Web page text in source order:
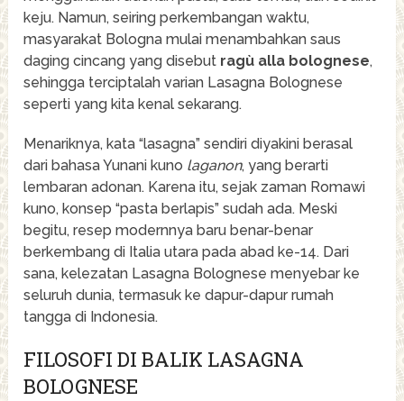
keju. Namun, seiring perkembangan waktu,
masyarakat Bologna mulai menambahkan saus
daging cincang yang disebut ragù alla bolognese,
sehingga terciptalah varian Lasagna Bolognese
seperti yang kita kenal sekarang.
Menariknya, kata “lasagna” sendiri diyakini berasal
dari bahasa Yunani kuno laganon, yang berarti
lembaran adonan. Karena itu, sejak zaman Romawi
kuno, konsep “pasta berlapis” sudah ada. Meski
begitu, resep modernnya baru benar-benar
berkembang di Italia utara pada abad ke-14. Dari
sana, kelezatan Lasagna Bolognese menyebar ke
seluruh dunia, termasuk ke dapur-dapur rumah
tangga di Indonesia.
FILOSOFI DI BALIK LASAGNA
BOLOGNESE